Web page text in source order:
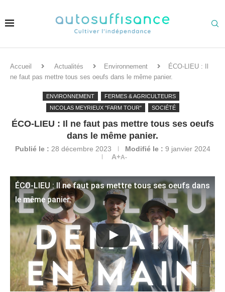
Accueil Actualités Environnement
ÉCO-LIEU : Il
ne faut pas mettre tous ses oeufs dans le même panier.
ENVIRONNEMENT
FERMES & AGRICULTEURS
NICOLAS MEYRIEUX "FARM TOUR"
SOCIÉTÉ
ÉCO-LIEU : Il ne faut pas mettre tous ses oeufs
dans le même panier.
Publié le : 28 décembre 2023 Modifié le : 9 janvier 2024
A+A-
ÉCO-LIEU : Il ne faut pas mettre tous ses oeufs dans
le même panier.